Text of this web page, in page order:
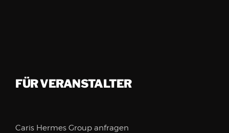
FÜR VERANSTALTER
Caris Hermes Group anfragen